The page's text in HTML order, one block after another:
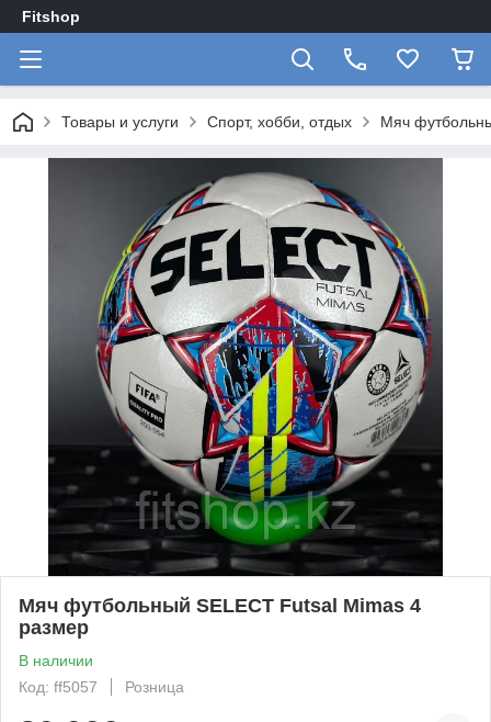
Fitshop
Товары и услуги Спорт, хобби, отдых Мяч
Мяч футбольный SELECT Futsal Mimas 4
размер
В наличии
Код: ff5057
Розница